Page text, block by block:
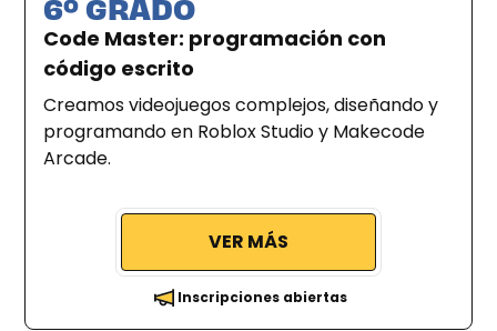
6º GRADO
Code Master: programación con
código escrito
Creamos videojuegos complejos, diseñando y
programando en Roblox Studio y Makecode
Arcade.
VER MÁS
Inscripciones abiertas